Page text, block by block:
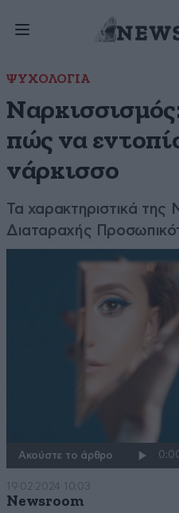
ΨΥΧΟΛΟΓΙΑ
Ναρκισσισμός:
πώς να
νάρκισσο
Τα χαρακτηριστικά της
Διαταραχής
Ακούστε το άρθρο
19·02·2024 10:03
Newsroom